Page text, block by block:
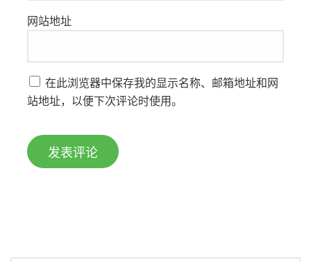
网站地址
在此浏览器中保存我的显示名称、邮箱地址和网
站地址，以便下次评论时使用。